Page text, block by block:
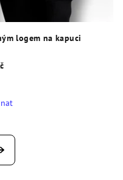
logem na kapuci